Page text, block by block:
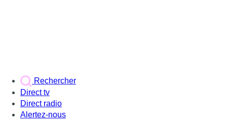
Rechercher
Direct tv
Direct radio
Alertez-nous